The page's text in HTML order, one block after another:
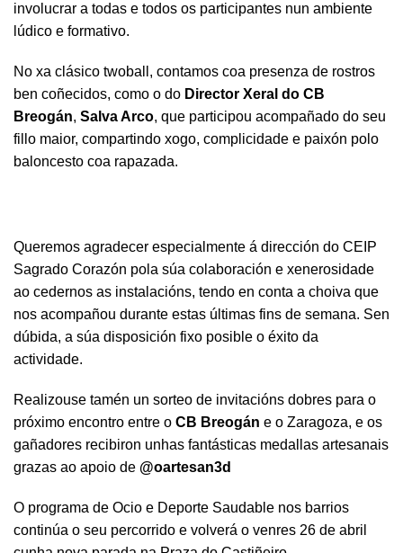
involucrar a todas e todos os participantes nun ambiente
lúdico e formativo.
No xa clásico twoball, contamos coa presenza de rostros
ben coñecidos, como o do Director Xeral do CB
Breogán, Salva Arco, que participou acompañado do seu
fillo maior, compartindo xogo, complicidade e paixón polo
baloncesto coa rapazada.
Queremos agradecer especialmente á dirección do CEIP
Sagrado Corazón pola súa colaboración e xenerosidade
ao cedernos as instalacións, tendo en conta a choiva que
nos acompañou durante estas últimas fins de semana. Sen
dúbida, a súa disposición fixo posible o éxito da
actividade.
Realizouse tamén un sorteo de invitacións dobres para o
próximo encontro entre o CB Breogán e o Zaragoza, e os
gañadores recibiron unhas fantásticas medallas artesanais
grazas ao apoio de @oartesan3d
O programa de Ocio e Deporte Saudable nos barrios
continúa o seu percorrido e volverá o venres 26 de abril